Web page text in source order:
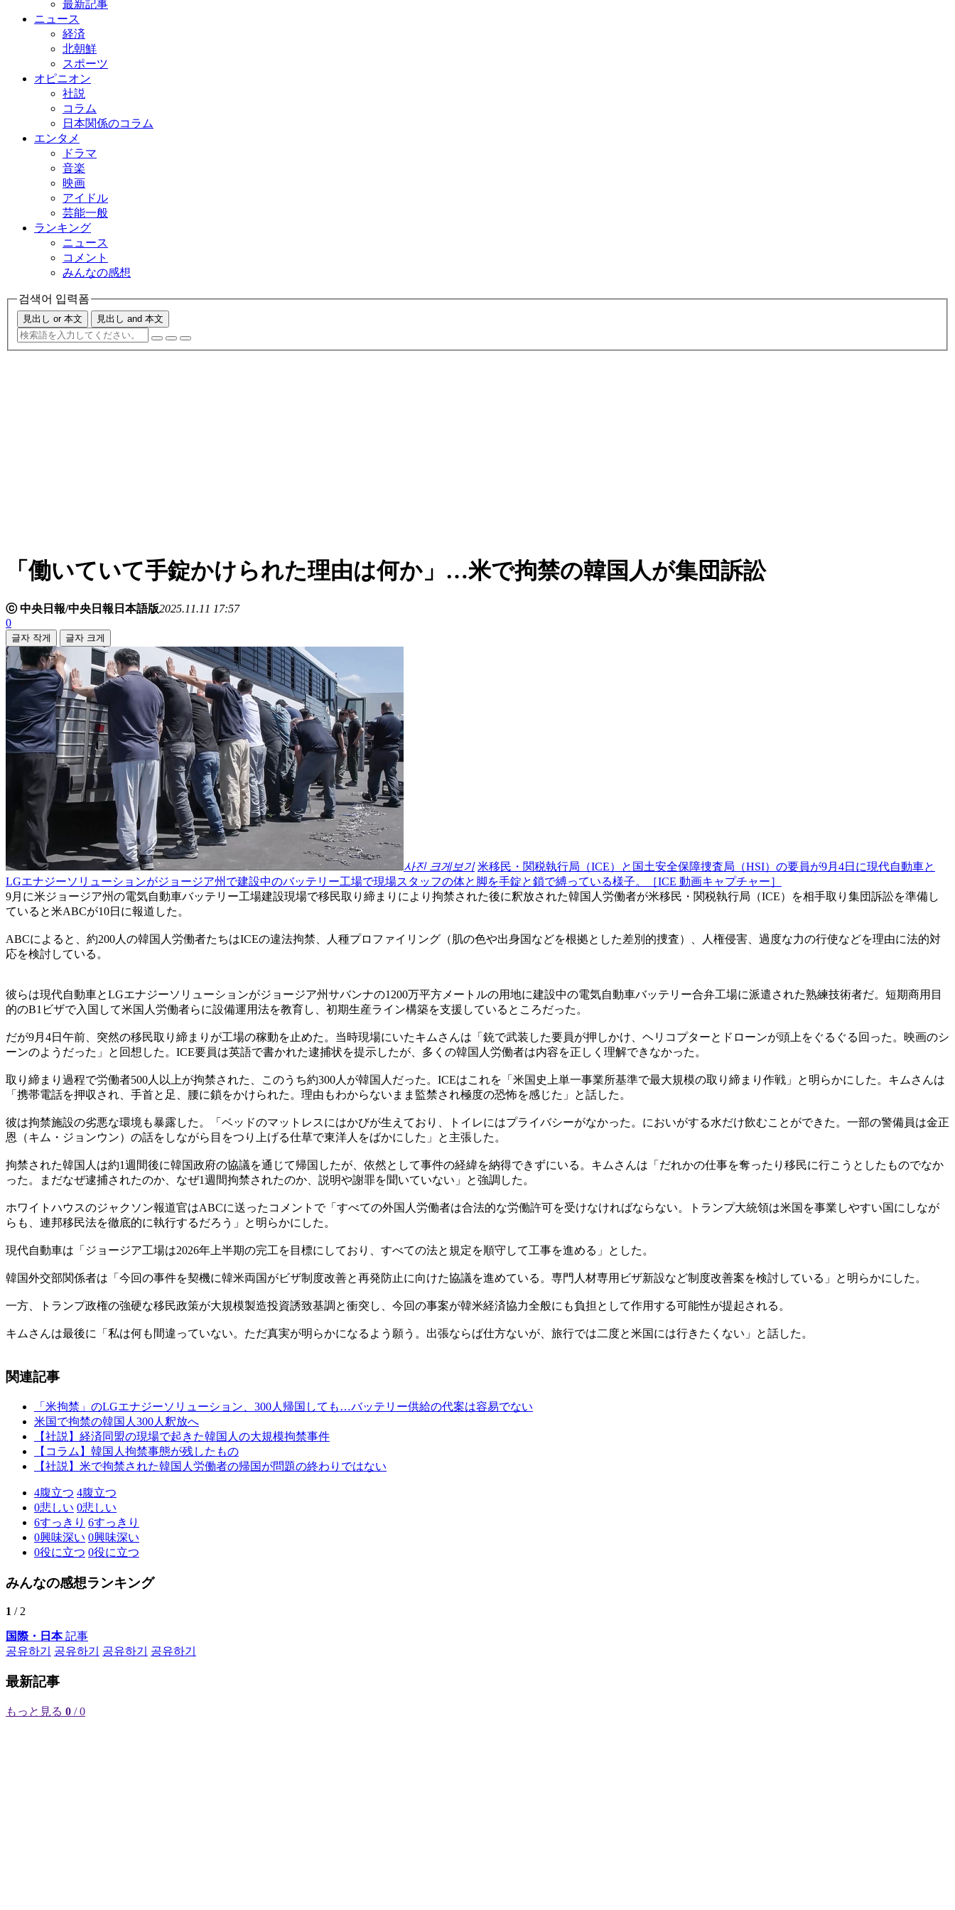
最新記事
ニュース
経済
北朝鮮
スポーツ
オピニオン
社説
コラム
日本関係のコラム
エンタメ
ドラマ
音楽
映画
アイドル
芸能一般
ランキング
ニュース
コメント
みんなの感想
검색어 입력폼
見出し or 本文 見出し and 本文
「働いていて手錠かけられた理由は何か」…米で拘禁の韓国人が集団訴訟
ⓒ 中央日報/中央日報日本語版2025.11.11 17:57
0
글자 작게 글자 크게
사진 크게보기 米移民・関税執行局（ICE）と国土安全保障捜査局（HSI）の要員が9月4日に現代自動車と
LGエナジーソリューションがジョージア州で建設中のバッテリー工場で現場スタッフの体と脚を手錠と鎖で縛っている様子。［ICE 動画キャプチャー］
9月に米ジョージア州の電気自動車バッテリー工場建設現場で移民取り締まりにより拘禁された後に釈放された韓国人労働者が米移民・関税執行局（ICE）を相手取り集団訴訟を準備し
ていると米ABCが10日に報道した。
ABCによると、約200人の韓国人労働者たちはICEの違法拘禁、人種プロファイリング（肌の色や出身国などを根拠とした差別的捜査）、人権侵害、過度な力の行使などを理由に法的対
応を検討している。
彼らは現代自動車とLGエナジーソリューションがジョージア州サバンナの1200万平方メートルの用地に建設中の電気自動車バッテリー合弁工場に派遣された熟練技術者だ。短期商用目
的のB1ビザで入国して米国人労働者らに設備運用法を教育し、初期生産ライン構築を支援しているところだった。
だが9月4日午前、突然の移民取り締まりが工場の稼動を止めた。当時現場にいたキムさんは「銃で武装した要員が押しかけ、ヘリコプターとドローンが頭上をぐるぐる回った。映画のシ
ーンのようだった」と回想した。ICE要員は英語で書かれた逮捕状を提示したが、多くの韓国人労働者は内容を正しく理解できなかった。
取り締まり過程で労働者500人以上が拘禁された、このうち約300人が韓国人だった。ICEはこれを「米国史上単一事業所基準で最大規模の取り締まり作戦」と明らかにした。キムさんは
「携帯電話を押収され、手首と足、腰に鎖をかけられた。理由もわからないまま監禁され極度の恐怖を感じた」と話した。
彼は拘禁施設の劣悪な環境も暴露した。「ベッドのマットレスにはかびが生えており、トイレにはプライバシーがなかった。においがする水だけ飲むことができた。一部の警備員は金正
恩（キム・ジョンウン）の話をしながら目をつり上げる仕草で東洋人をばかにした」と主張した。
拘禁された韓国人は約1週間後に韓国政府の協議を通じて帰国したが、依然として事件の経緯を納得できずにいる。キムさんは「だれかの仕事を奪ったり移民に行こうとしたものでなか
った。まだなぜ逮捕されたのか、なぜ1週間拘禁されたのか、説明や謝罪を聞いていない」と強調した。
ホワイトハウスのジャクソン報道官はABCに送ったコメントで「すべての外国人労働者は合法的な労働許可を受けなければならない。トランプ大統領は米国を事業しやすい国にしなが
らも、連邦移民法を徹底的に執行するだろう」と明らかにした。
現代自動車は「ジョージア工場は2026年上半期の完工を目標にしており、すべての法と規定を順守して工事を進める」とした。
韓国外交部関係者は「今回の事件を契機に韓米両国がビザ制度改善と再発防止に向けた協議を進めている。専門人材専用ビザ新設など制度改善案を検討している」と明らかにした。
一方、トランプ政権の強硬な移民政策が大規模製造投資誘致基調と衝突し、今回の事案が韓米経済協力全般にも負担として作用する可能性が提起される。
キムさんは最後に「私は何も間違っていない。ただ真実が明らかになるよう願う。出張ならば仕方ないが、旅行では二度と米国には行きたくない」と話した。
関連記事
「米拘禁」のLGエナジーソリューション、300人帰国しても…バッテリー供給の代案は容易でない
米国で拘禁の韓国人300人釈放へ
【社説】経済同盟の現場で起きた韓国人の大規模拘禁事件
【コラム】韓国人拘禁事態が残したもの
【社説】米で拘禁された韓国人労働者の帰国が問題の終わりではない
4腹立つ 4腹立つ
0悲しい 0悲しい
6すっきり 6すっきり
0興味深い 0興味深い
0役に立つ 0役に立つ
みんなの感想ランキング
1 / 2
国際・日本記事
공유하기
공유하기 공유하기 공유하기
最新記事
もっと見る 0 / 0